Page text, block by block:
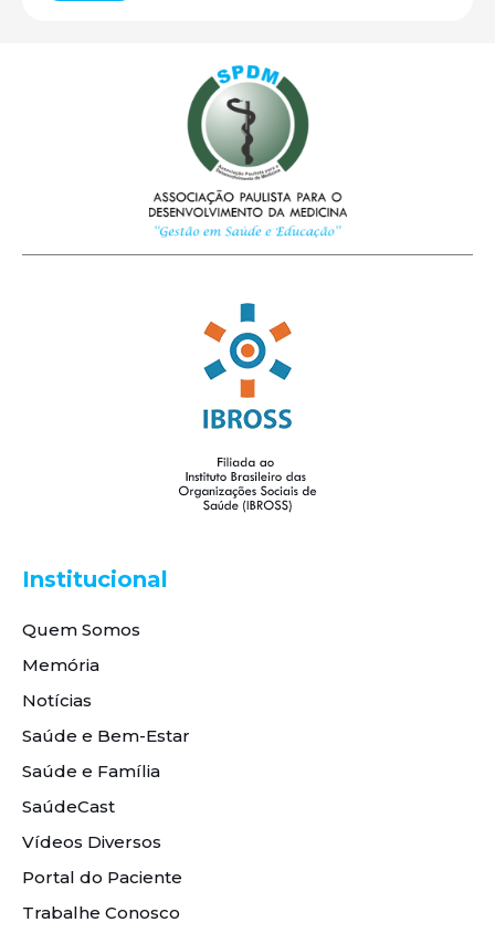
Institucional
Quem Somos
Memória
Notícias
Saúde e Bem-Estar
Saúde e Família
SaúdeCast
Vídeos Diversos
Portal do Paciente
Trabalhe Conosco